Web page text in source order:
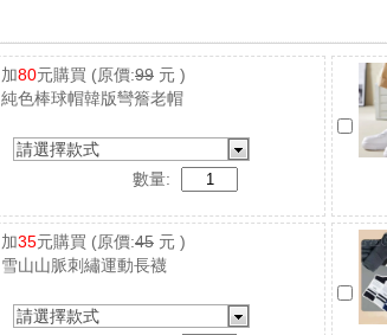
加80元購買 (原價:99 元 )
純色棒球帽韓版彎簷老帽
請選擇款式
數量:
加35元購買 (原價:45 元 )
雪山山脈刺繡運動長襪
請選擇款式